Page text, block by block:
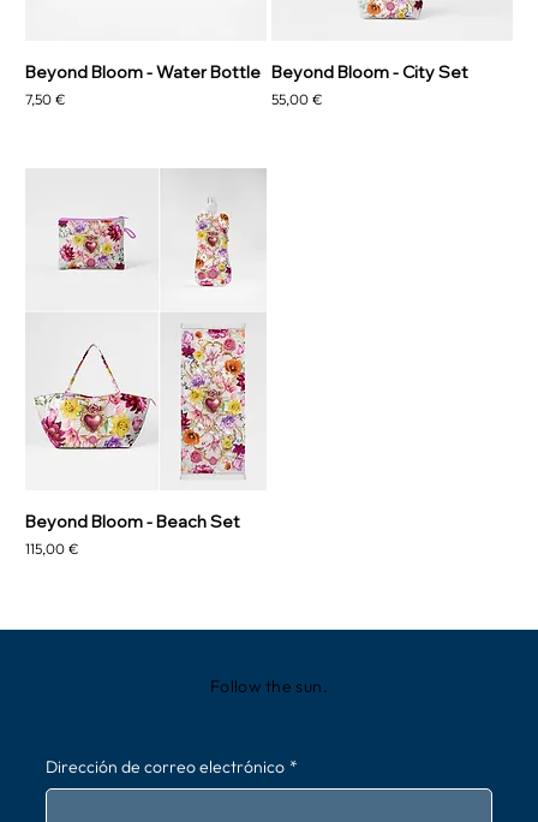
Beyond Bloom - Water Bottle
Precio
7,50 €
Beyond Bloom - City Set
Precio
55,00 €
Beyond Bloom - Beach Set
Precio
115,00 €
Follow the sun.
Dirección de correo electrónico *